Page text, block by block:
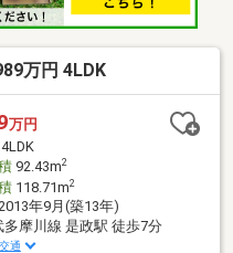
万円 4LDK
万円
4LDK
92.43m2
118.71m2
2013年9月(築13年)
多摩川線 是政駅 徒歩7分
通